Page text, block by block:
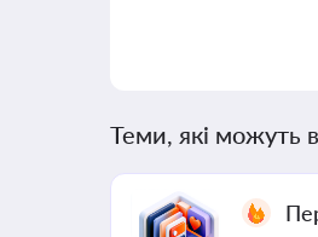
Теми, які можуть